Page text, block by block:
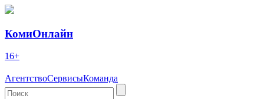
КомиОнлайн
16+
АгентствоСервисыКоманда